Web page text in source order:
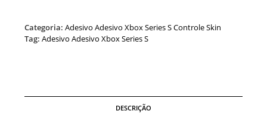
Categoria:Adesivo Adesivo Xbox Series S Controle Skin
Tag:Adesivo Adesivo Xbox Series S
DESCRIÇÃO